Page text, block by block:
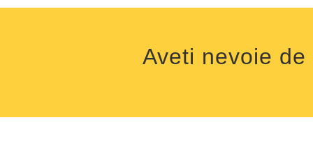
Aveti nevoie